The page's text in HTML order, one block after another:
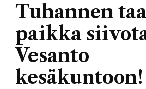
Tuhannen
paikka
Vesanto
kesäkuntoon!